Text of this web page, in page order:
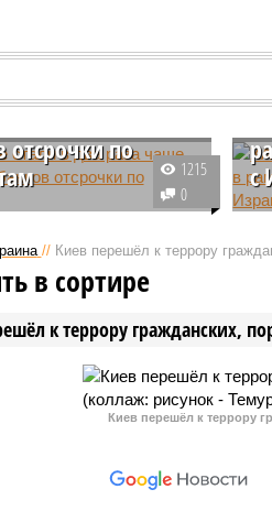
стали в два
отсрочки по
российские банки
лиц на
кредитов, что
раза превышает
предыдущего года,
1215
0
с
// Киев перешёл к террору
к террору гражданских,
в сортире
Киев перешёл к террору